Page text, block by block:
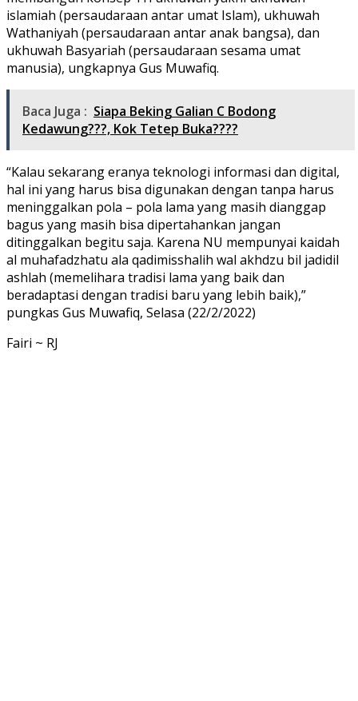
islamiah (persaudaraan antar umat Islam), ukhuwah
Wathaniyah (persaudaraan antar anak bangsa), dan
ukhuwah Basyariah (persaudaraan sesama umat
manusia), ungkapnya Gus Muwafiq.
Baca Juga : Siapa Beking Galian C Bodong
Kedawung???, Kok Tetep Buka????
“Kalau sekarang eranya teknologi informasi dan digital,
hal ini yang harus bisa digunakan dengan tanpa harus
meninggalkan pola – pola lama yang masih dianggap
bagus yang masih bisa dipertahankan jangan
ditinggalkan begitu saja. Karena NU mempunyai kaidah
al muhafadzhatu ala qadimisshalih wal akhdzu bil jadidil
ashlah (memelihara tradisi lama yang baik dan
beradaptasi dengan tradisi baru yang lebih baik),”
pungkas Gus Muwafiq, Selasa (22/2/2022)
Fairi ~ RJ